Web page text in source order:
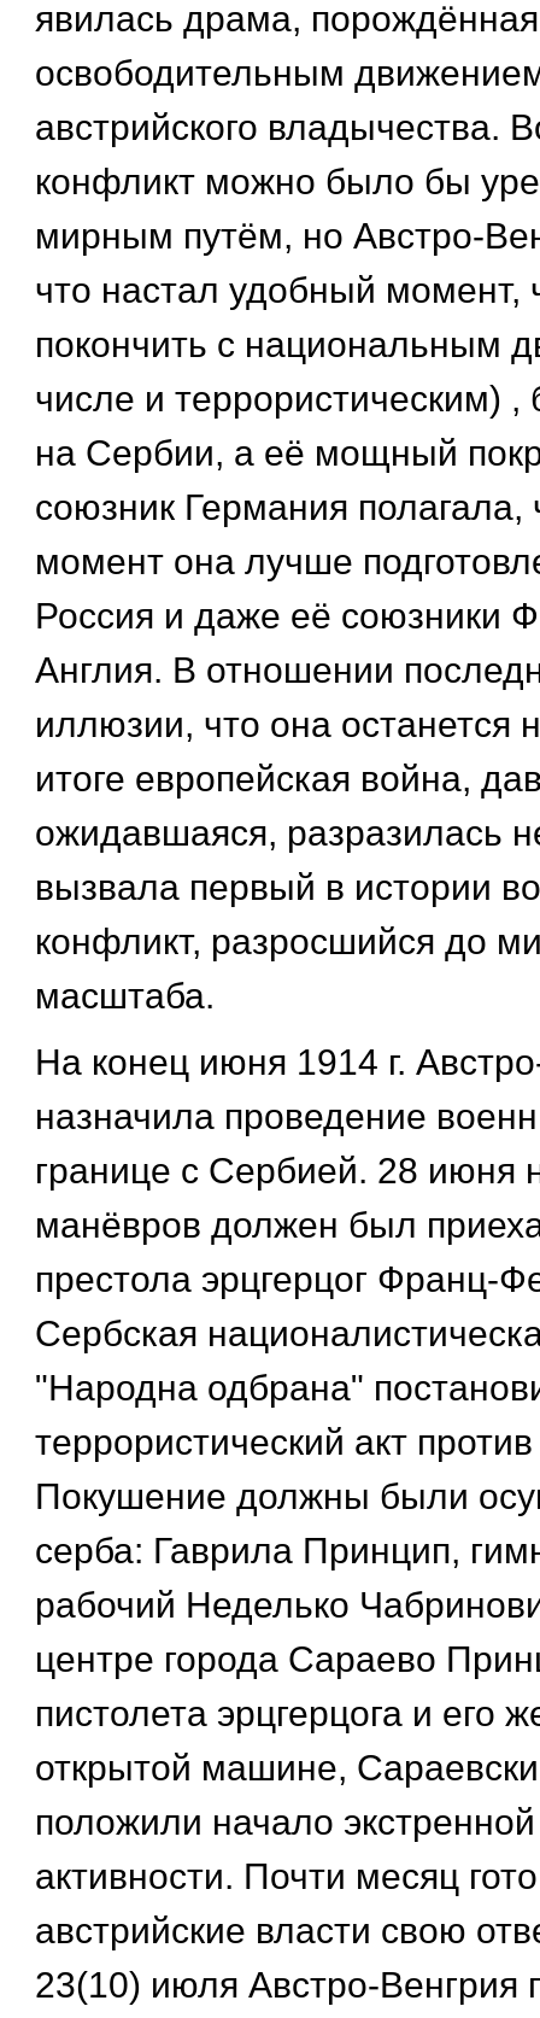
явилась драма,
освободительным
австрийского владычества.
конфликт можно было бы
мирным путём, но Австро-
что настал удобный момент,
покончить с национальным
числе и террористическим)
на Сербии, а её мощный
союзник Германия полагала,
момент она лучше
Россия и даже её союзники
Англия. В отношении
иллюзии, что она останется
итоге европейская война,
ожидавшаяся, разразилась
вызвала первый в истории
конфликт, разросшийся до
масштаба.
На конец июня 1914 г.
назначила проведение
границе с Сербией. 28 июня
манёвров должен был
престола эрцгерцог Франц-
Сербская
"Народна одбрана"
террористический акт
Покушение должны были
серба: Гаврила Принцип,
рабочий Неделько
центре города Сараево
пистолета эрцгерцога и его
открытой машине,
положили начало
активности. Почти месяц
австрийские власти свою
23(10) июля Австро-Венгрия